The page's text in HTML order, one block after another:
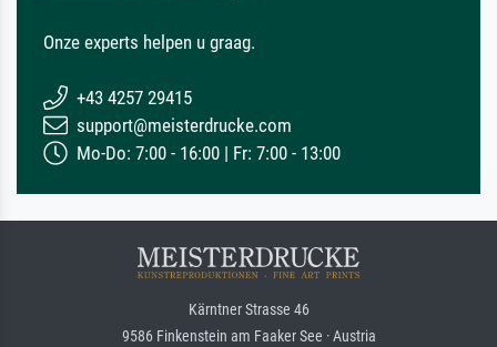
Onze experts helpen u graag.
+43 4257 29415
support@meisterdrucke.com
Mo-Do: 7:00 - 16:00 | Fr: 7:00 - 13:00
Kärntner Strasse 46
9586 Finkenstein am Faaker See · Austria